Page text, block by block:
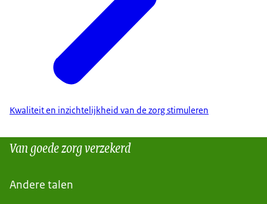
Kwaliteit en inzichtelijkheid van de zorg stimuleren
Van goede zorg verzekerd
Andere talen